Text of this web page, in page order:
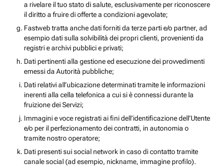
a rivelare il tuo stato di salute, esclusivamente per riconoscere
il diritto a fruire di offerte a condizioni agevolate;
Fastweb tratta anche dati forniti da terze parti e/o partner, ad
esempio dati sulla solvibilità dei propri clienti, provenienti da
registri e archivi pubblici e privati;
Dati pertinenti alla gestione ed esecuzione dei provvedimenti
emessi da Autorità pubbliche;
Dati relativi all’ubicazione determinati tramite le informazioni
inerenti alla cella telefonica a cui si è connessi durante la
fruizione dei Servizi;
Immagini e voce registrati ai fini dell’identificazione dell’Utente
e/o per il perfezionamento dei contratti, in autonomia o
tramite nostro operatore;
Dati presenti sui social network in caso di contatto tramite
canale social (ad esempio, nickname, immagine profilo).